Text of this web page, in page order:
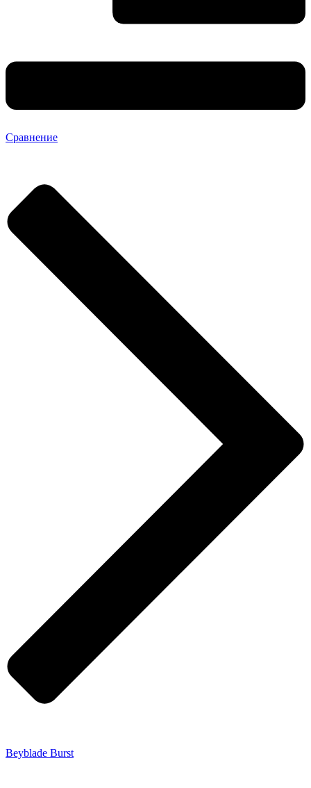
Сравнение
Beyblade Burst